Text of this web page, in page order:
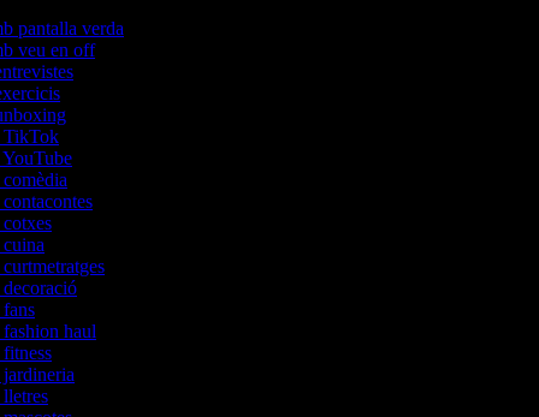
pantalla verda
veu en off
TikTok
YouTube
comèdia
cotxes
cuina
decoració
fans
fashion haul
fitness
jardineria
lletres